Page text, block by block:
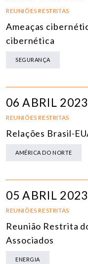
REUNIÕES RESTRITAS
Ameaças
cibernética
SEGURANÇA
06 ABRIL 2023
REUNIÕES RESTRITAS
Relações Brasil-
AMÉRICA DO NORTE
05 ABRIL 2023
REUNIÕES RESTRITAS
Reunião Restrita
Associados
ENERGIA